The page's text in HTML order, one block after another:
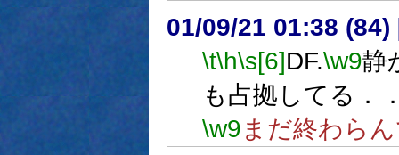
01/09/21 01:38 (84)
\t\h\s[6]DF.\w9静
も占拠してる．
\w9まだ終わら